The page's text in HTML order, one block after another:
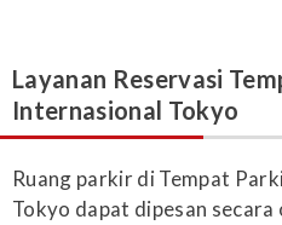
Layanan Reservasi
Internasional Tokyo
Ruang parkir di Tempat
Tokyo dapat dipesan secara